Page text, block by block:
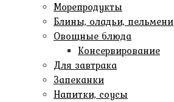
Морепродукты
Блины, оладьи, пельмени
Овощные блюда
Консервирование
Для завтрака
Запеканки
Напитки, соусы